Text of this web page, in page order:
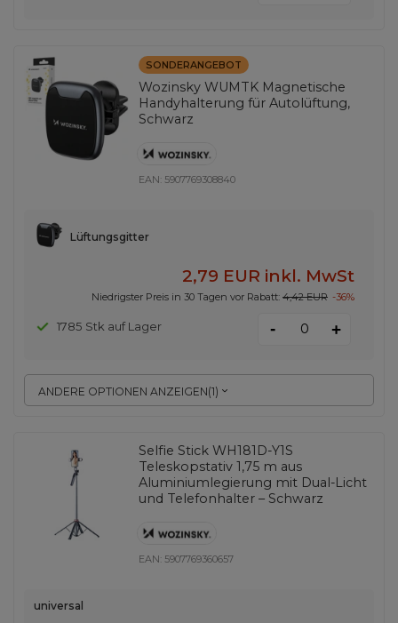
SONDERANGEBOT
Wozinsky WUMTK Magnetische
Handyhalterung für Autolüftung,
Schwarz
EAN: 5907769308840
ANDERE OPTIONEN ANZEIGEN(1)
Lüftungsgitter
2,79 EUR inkl. MwSt
Niedrigster Preis in 30 Tagen vor Rabatt: 4,42 EUR -36%
1785 Stk auf Lager - +
Selfie Stick WH181D-Y1S
Teleskopstativ 1,75 m aus
Aluminiumlegierung mit Dual-Licht
und Telefonhalter – Schwarz
EAN: 5907769360657
universal